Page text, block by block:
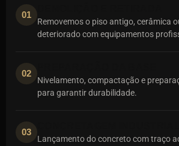
01
Removemos o piso antigo, cerâmica
deteriorado com equipamentos
02
Nivelamento, compactação e
para garantir durabilidade.
03
Lançamento do concreto com traço